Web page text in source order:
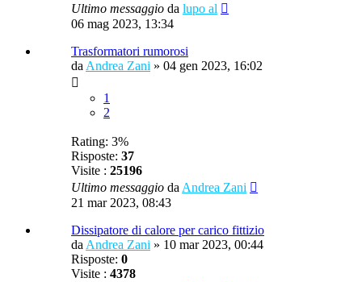
Ultimo messaggio da lupo al
06 mag 2023, 13:34
Trasformatori rumorosi
da Andrea Zani » 04 gen 2023, 16:02
1
2
Rating: 3%
Risposte: 37
Visite : 25196
Ultimo messaggio da Andrea Zani
21 mar 2023, 08:43
Dissipatore di calore per carico fittizio
da Andrea Zani » 10 mar 2023, 00:44
Risposte: 0
Visite : 4378